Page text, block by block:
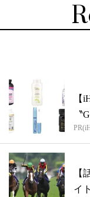
【
〝
【
イ